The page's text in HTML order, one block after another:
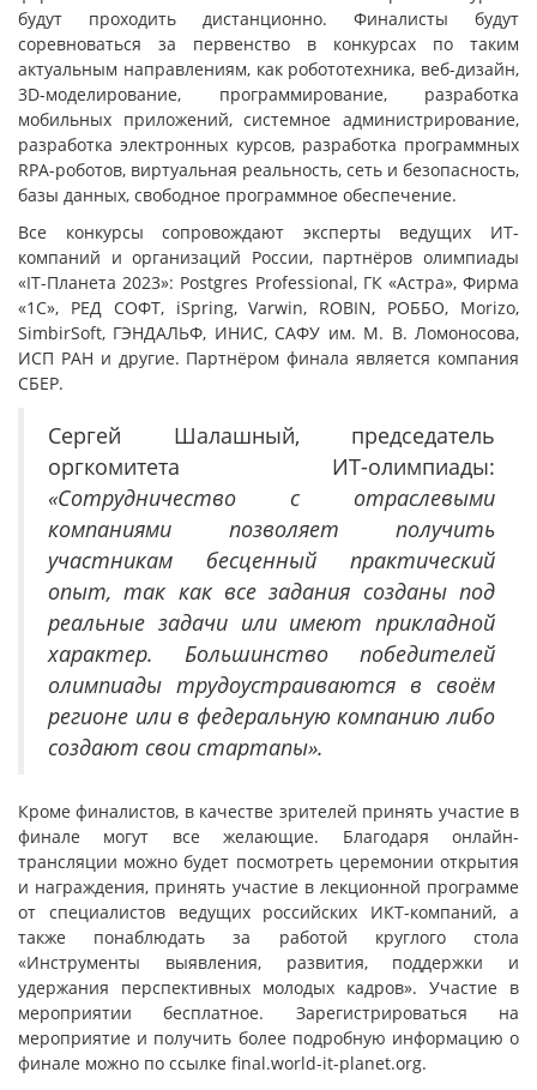
будут проходить дистанционно. Финалисты будут
соревноваться за первенство в конкурсах по таким
актуальным направлениям, как робототехника, веб-дизайн,
3D-моделирование, программирование, разработка
мобильных приложений, системное администрирование,
разработка электронных курсов, разработка программных
RPA-роботов, виртуальная реальность, сеть и безопасность,
базы данных, свободное программное обеспечение.
Все конкурсы сопровождают эксперты ведущих ИТ-
компаний и организаций России, партнёров олимпиады
«IT-Планета 2023»: Postgres Professional, ГК «Астра», Фирма
«1С», РЕД СОФТ, iSpring, Varwin, ROBIN, РОББО, Morizo,
SimbirSoft, ГЭНДАЛЬФ, ИНИС, САФУ им. М. В. Ломоносова,
ИСП РАН и другие. Партнёром финала является компания
СБЕР.
Сергей Шалашный, председатель
оргкомитета ИТ-олимпиады:
«Сотрудничество с отраслевыми
компаниями позволяет получить
участникам бесценный практический
опыт, так как все задания созданы под
реальные задачи или имеют прикладной
характер. Большинство победителей
олимпиады трудоустраиваются в своём
регионе или в федеральную компанию либо
создают свои стартапы».
Кроме финалистов, в качестве зрителей принять участие в
финале могут все желающие. Благодаря онлайн-
трансляции можно будет посмотреть церемонии открытия
и награждения, принять участие в лекционной программе
от специалистов ведущих российских ИКТ-компаний, а
также понаблюдать за работой круглого стола
«Инструменты выявления, развития, поддержки и
удержания перспективных молодых кадров». Участие в
мероприятии бесплатное. Зарегистрироваться на
мероприятие и получить более подробную информацию о
финале можно по ссылке final.world-it-planet.org.